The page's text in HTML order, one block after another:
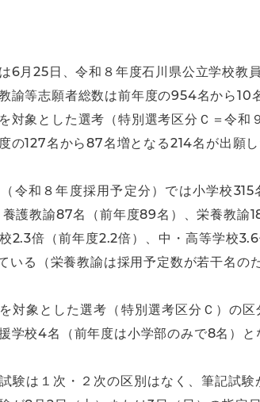
6月25日、令和８年度石川県公立学校教
諭等志願者総数は前年度の954名から
対象とした選考（特別選考区分Ｃ＝令
の127名から87名増となる214名が出願し
令和８年度採用予定分）では小学校
養護教諭87名（前年度89名）、栄養教諭
2.3倍（前年度2.2倍）、中・高等学校
いる（栄養教諭は採用予定数が若干名の
対象とした選考（特別選考区分Ｃ）の
学校4名（前年度は小学部のみで8名）と
験は１次・２次の区別はなく、筆記試